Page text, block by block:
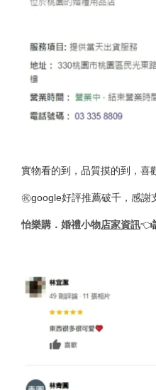
實物看的到，品質摸的到，喜
㊗️google好評推薦破千，感謝
怡樂購．婚禮小物店家資訊👈︎